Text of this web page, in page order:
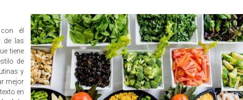
él
de las
tiene
de
y
mejor
en